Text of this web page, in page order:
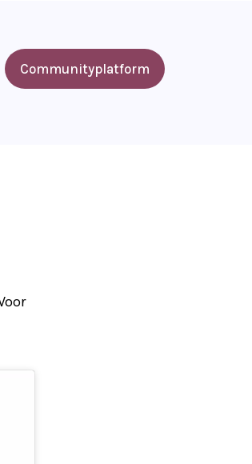
Communityplatform